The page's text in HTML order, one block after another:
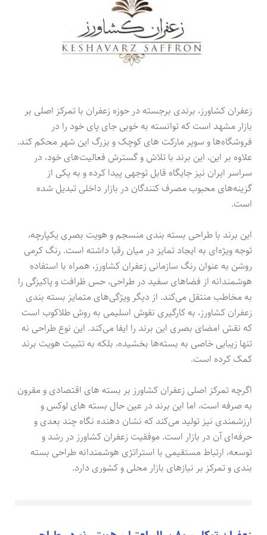
زعفران کشاورز، برندی برجسته در حوزه زعفران با تمرکز اصلی بر
بازار مشهد است که توانسته به خوبی جای پای خود را در
فروشگاه‌ها و سوپر مارکت های کوچک و بزرگ این شهر محکم کند.
علاوه بر این، این برند با تلاش و گسترش فعالیت‌های خود، در
سراسر ایران نیز جایگاه قابل توجهی پیدا کرده و به یکی از
گزینه‌های محبوب مصرف کنندگان در بازار داخلی تبدیل شده
است.
این برند با طراحی بسته بندی منسجم و هویت بصری یکپارچه،
توجه ویژه‌ای به ایجاد تمایز در میان رقبا داشته است. رنگ کرمی
روشن به عنوان رنگ سازمانی زعفران کشاورز، همراه با استفاده
هوشمندانه از فضاهای سفید در طراحی، حس ظرافت و پاکیزگی را
به مخاطب منتقل می‌کند. از دیگر ویژگی‌های متمایز بسته بندی
زعفران کشاورز، به کارگیری نقوش اسلیمی به روش طلاکوب است
که نقش امضای بصری این برند را ایفا می‌کند. این نوع طراحی نه
تنها زیبایی خاصی به بسته‌ها بخشیده، بلکه به تثبیت هویت برند
کمک کرده است.
اگرچه تمرکز اصلی زعفران کشاورز بر بسته های اقتصادی و مقرون
به صرفه است، اما این برند در عین حال بسته های لوکس و
ارزشمندی نیز تولید می‌کند که نشان دهنده نگاه چند بعدی و
حرفه‌ای آن در بازار است. موفقیت زعفران کشاورز در رشد و
توسعه، ارتباط مستقیمی با استراتژی هوشمندانه طراحی بسته
بندی و تمرکز بر نیازهای بازار محلی و کشوری دارد.